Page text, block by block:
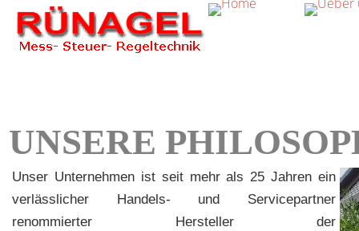
UNSERE
Unser Unternehmen ist seit mehr als 25 Jahren ein
verlässlicher Handels- und Servicepartner
renommierter Hersteller der